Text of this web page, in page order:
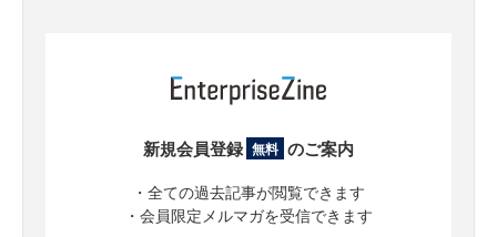
新規会員登録 無料 のご案内
・全ての過去記事が閲覧できます
・会員限定メルマガを受信できます